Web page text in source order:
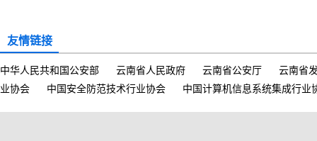
友情链接
中华人民共和国公安部 云南省人民政府 云南省公安厅
云南省
业协会
中国安全防范技术行业协会 中国计算机信息系统集成行业